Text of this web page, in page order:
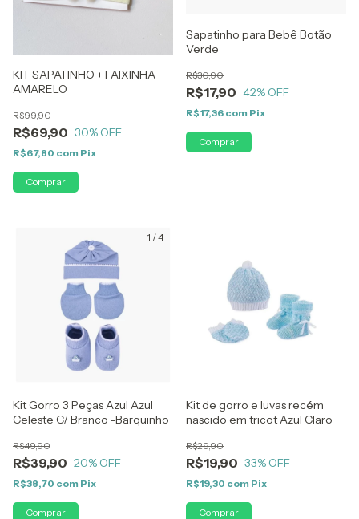
KIT SAPATINHO + FAIXINHA
AMARELO
R$69,90
R$99,90
30% OFF
R$67,80 com Pix
Sapatinho para Bebê Botão
Verde
R$17,90
R$30,90
42% OFF
R$17,36 com Pix
1 /4
Kit Gorro 3 Peças Azul Azul
Celeste C/ Branco -Barquinho
R$39,90
R$49,90
20% OFF
R$38,70 com Pix
Kit de gorro e luvas recém
nascido em tricot Azul Claro
R$19,90
R$29,90
33% OFF
R$19,30 com Pix